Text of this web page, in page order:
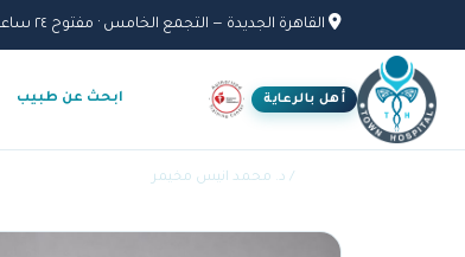
القاهرة الجديدة — التجمع الخامس · مفتوح ٢٤ ساعة
أهل بالرعاية ابحث عن طبيب
/ د. محمد انيس مخيمر